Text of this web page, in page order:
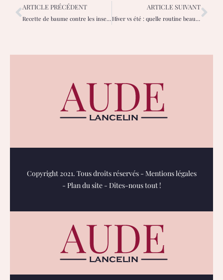
ARTICLE PRÉCÉDENT
Recette de baume contre les insectes entièrement naturel et facile !
ARTICLE SUIVANT
Hiver vs été : quelle routine beauté après le sport ?
Copyright 2021. Tous droits réservés - Mentions légales
- Plan du site- Dites-nous tout !